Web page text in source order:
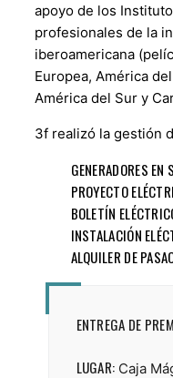
apoyo de los
profesionales de la
iberoamericana
Europea, América
América del Sur y
3f realizó la gestión
GENERADORES EN
PROYECTO
BOLETÍN
INSTALACIÓN
ALQUILER DE
ENTREGA DE
LUGAR: Caja